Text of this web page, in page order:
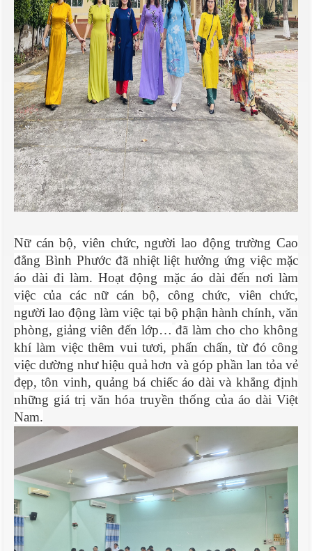
Nữ cán bộ, viên chức, người lao động trường Cao
đẳng Bình Phước đã nhiệt liệt hưởng ứng việc mặc
áo dài đi làm.Hoạt động mặc áo dài đến nơi làm
việc của các nữ cán bộ, công chức, viên chức,
người lao động làm việc tại bộ phận hành chính, văn
phòng, giảng viên đến lớp… đã làm cho cho không
khí làm việc thêm vui tươi, phấn chấn, từ đó công
việc dường như hiệu quả hơn và góp phần lan tỏa vẻ
đẹp, tôn vinh, quảng bá chiếc áo dài và khẳng định
những giá trị văn hóa truyền thống của áo dài Việt
Nam.